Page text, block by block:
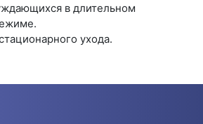
в длительном
ухода.